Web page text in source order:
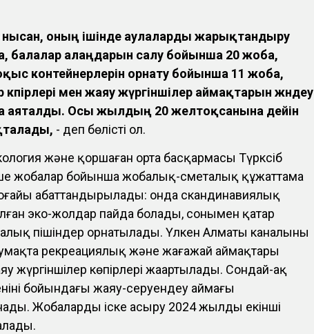
нысан, оның ішінде аулаларды жарықтандыру
балалар алаңдарын салу бойынша 20 жоба,
контейнерлерін орнату бойынша 11 жоба,
көпірлері мен жаяу жүргіншілер аймақтарын жөндеу
аяқталды. Осы жылдың 20 желтоқсанына дейін
- деп бөлісті ол.
және қоршаған орта басқармасы Түрксіб
жобалар бойынша жобалық-сметалық құжаттама
абаттандырылады: онда скандинавиялық
эко-жолдар пайда болады, сонымен қатар
пішіндер орнатылады. Үлкен Алматы каналының
рекреациялық және жағажай аймақтары
жүргіншілер көпірлері жаңартылады. Сондай-ақ
бойындағы жаяу-серуендеу аймағы
Жобаларды іске асыру 2024 жылдың екінші